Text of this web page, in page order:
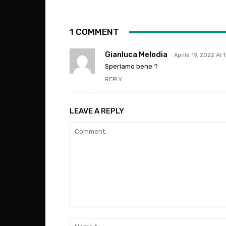
1 COMMENT
Gianluca Melodia Aprile 19, 2022 At
Speriamo bene ?
REPLY
LEAVE A REPLY